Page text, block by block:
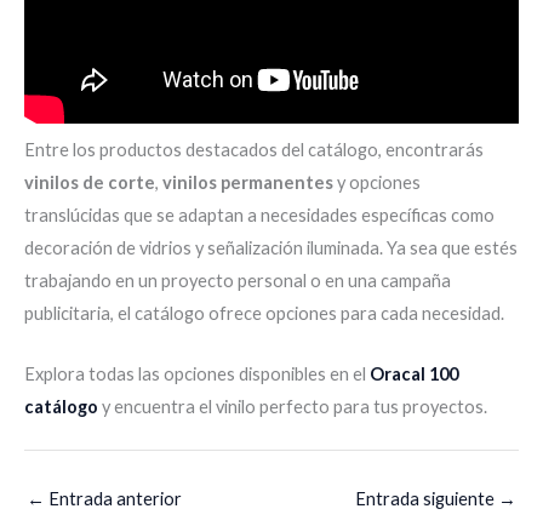
Entre los productos destacados del catálogo, encontrarás
vinilos de corte, vinilos permanentesy opciones
translúcidas que se adaptan a necesidades específicas como
decoración de vidrios y señalización iluminada. Ya sea que estés
trabajando en un proyecto personal o en una campaña
publicitaria, el catálogo ofrece opciones para cada necesidad.
Explora todas las opciones disponibles en el Oracal 100
catálogo y encuentra el vinilo perfecto para tus proyectos.
← Entrada anterior Entrada siguiente →